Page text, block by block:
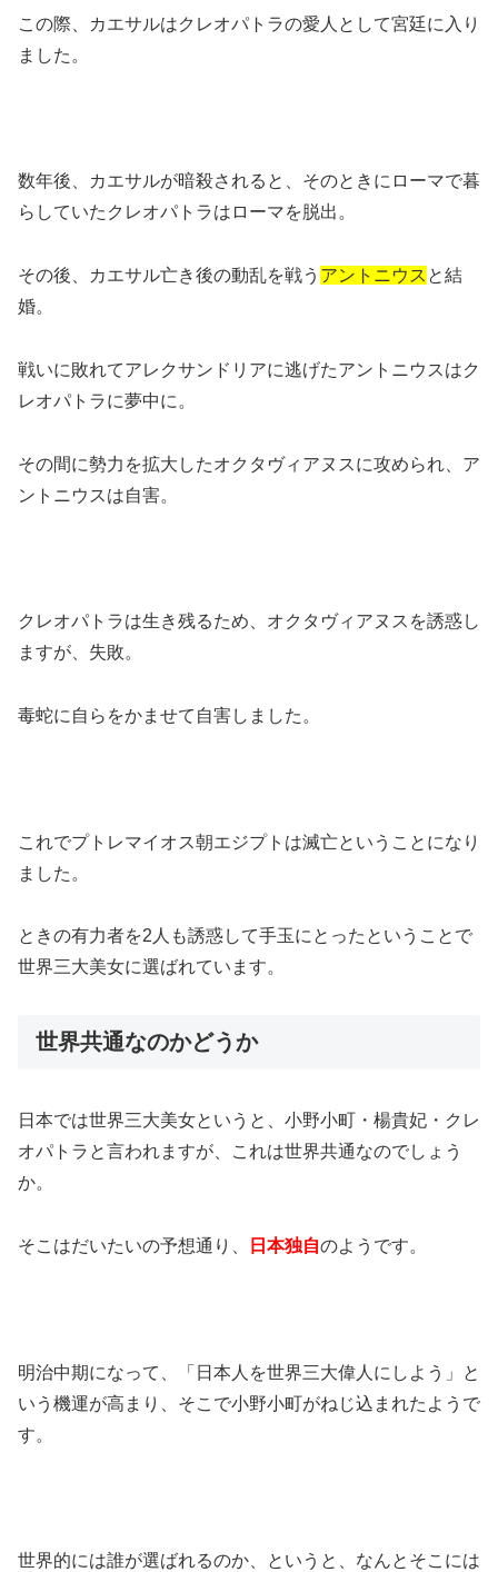
この際、カエサルはクレオパトラの愛人として宮廷に入り
ました。
数年後、カエサルが暗殺されると、そのときにローマで暮
らしていたクレオパトラはローマを脱出。
その後、カエサル亡き後の動乱を戦う アントニウス と結
婚。
戦いに敗れてアレクサンドリアに逃げたアントニウスはク
レオパトラに夢中に。
その間に勢力を拡大したオクタヴィアヌスに攻められ、ア
ントニウスは自害。
クレオパトラは生き残るため、オクタヴィアヌスを誘惑し
ますが、失敗。
毒蛇に自らをかませて自害しました。
これでプトレマイオス朝エジプトは滅亡ということになり
ました。
ときの有力者を2人も誘惑して手玉にとったということで
世界三大美女に選ばれています。
世界共通なのかどうか
日本では世界三大美女というと、小野小町・楊貴妃・クレ
オパトラと言われますが、これは世界共通なのでしょう
か。
そこはだいたいの予想通り、 日本独自のようです。
明治中期になって、「日本人を世界三大偉人にしよう」と
いう機運が高まり、そこで小野小町がねじ込まれたようで
す。
世界的には誰が選ばれるのか、というと、なんとそこには